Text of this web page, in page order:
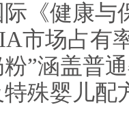
际《健康与
市场占有
”涵盖普
殊婴儿配